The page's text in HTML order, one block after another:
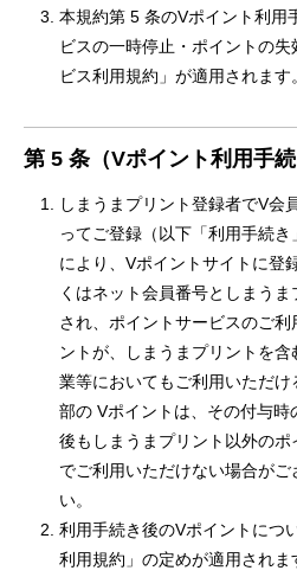
本規約第 5 条のVポイント利用
ビスの一時停止・ポイントの
ビス利用規約」が適用されます。
第 5 条（Vポイント利用手続
しまうまプリント登録者でV会
ってご登録（以下「利用手続
により、Vポイントサイトに登
くはネット会員番号としまう
され、ポイントサービスのご
ントが、しまうまプリントを
業等においてもご利用いただ
部の Vポイントは、その付与時
後もしまうまプリント以外の
でご利用いただけない場合が
い。
利用手続き後のVポイントにつ
利用規約」の定めが適用されま